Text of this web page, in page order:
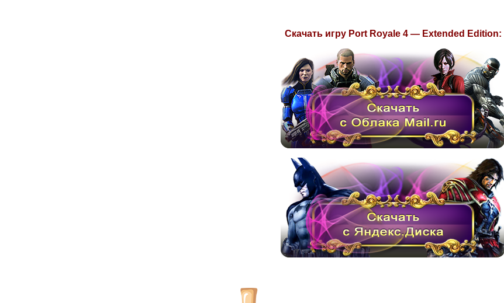
Скачать игру Port Royale 4 — Extended Edition: